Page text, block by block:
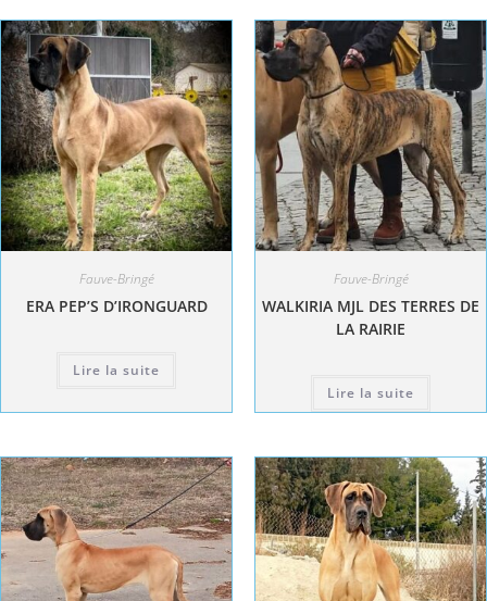
Fauve-Bringé
ERA PEP’S D’IRONGUARD
Lire la suite
Fauve-Bringé
WALKIRIA MJL DES TERRES DE
LA RAIRIE
Lire la suite